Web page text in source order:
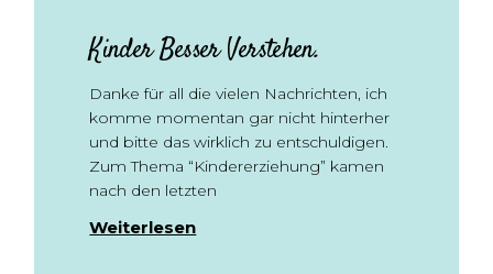
Kinder Besser Verstehen.
Danke für all die vielen Nachrichten, ich
komme momentan gar nicht hinterher
und bitte das wirklich zu entschuldigen.
Zum Thema “Kindererziehung” kamen
nach den letzten
Weiterlesen